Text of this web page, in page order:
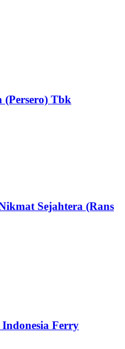
(Persero) Tbk
Sejahtera (Rans
Ferry